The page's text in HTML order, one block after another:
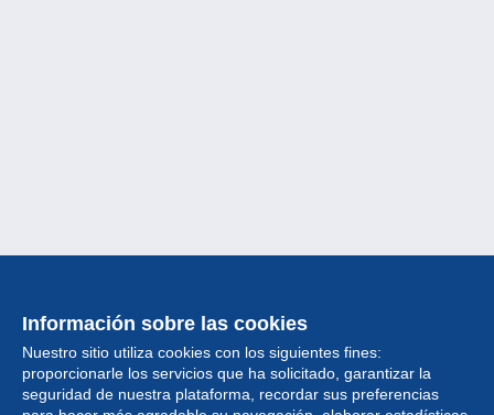
Información sobre las cookies
Nuestro sitio utiliza cookies con los siguientes fines:
proporcionarle los servicios que ha solicitado, garantizar la
seguridad de nuestra plataforma, recordar sus preferencias